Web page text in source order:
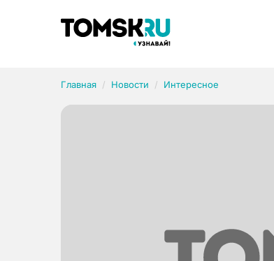
Главная Новости Интересное
Рубрики